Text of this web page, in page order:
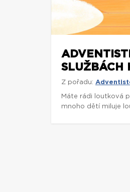
SLUŽBÁCH
Z pořadu:
Máte rádi loutková
mnoho dětí miluje